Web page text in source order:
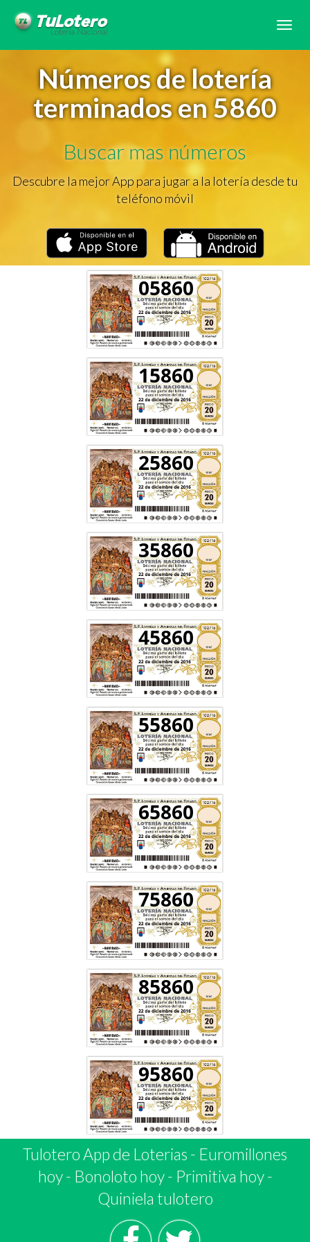
Números de lotería
terminados en 5860
Buscar mas números
Descubre la mejor App para jugar a la lotería desde tu
teléfono móvil
05860
15860
25860
35860
45860
55860
65860
75860
85860
95860
Tulotero App de Loterias - Euromillones
hoy- Bonoloto hoy- Primitiva hoy-
Quiniela tulotero